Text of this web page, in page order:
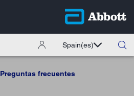
Spain(es)
Preguntas frecuentes